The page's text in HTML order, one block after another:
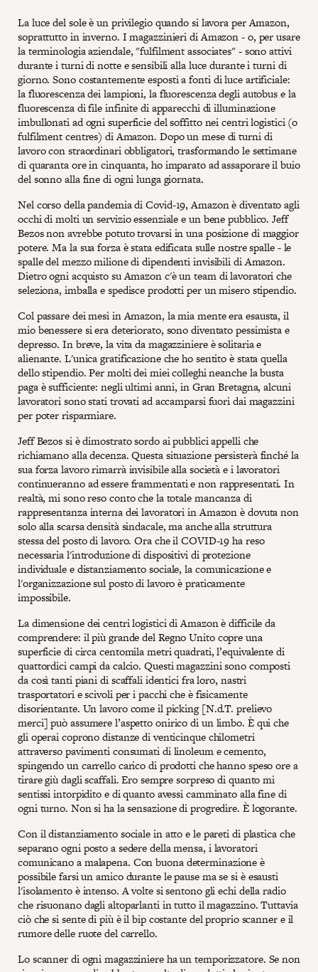
La luce del sole è un privilegio quando si lavora per Amazon,
soprattutto in inverno. I magazzinieri di Amazon - o, per usare
la terminologia aziendale, "fulfilment associates" - sono attivi
durante i turni di notte e sensibili alla luce durante i turni di
giorno. Sono costantemente esposti a fonti di luce artificiale:
la fluorescenza dei lampioni, la fluorescenza degli autobus e la
fluorescenza di file infinite di apparecchi di illuminazione
imbullonati ad ogni superficie del soffitto nei centri logistici (o
fulfilment centres) di Amazon. Dopo un mese di turni di
lavoro con straordinari obbligatori, trasformando le settimane
di quaranta ore in cinquanta, ho imparato ad assaporare il buio
del sonno alla fine di ogni lunga giornata.
Nel corso della pandemia di Covid-19, Amazon è diventato agli
occhi di molti un servizio essenziale e un bene pubblico. Jeff
Bezos non avrebbe potuto trovarsi in una posizione di maggior
potere. Ma la sua forza è stata edificata sulle nostre spalle - le
spalle del mezzo milione di dipendenti invisibili di Amazon.
Dietro ogni acquisto su Amazon c'è un team di lavoratori che
seleziona, imballa e spedisce prodotti per un misero stipendio.
Col passare dei mesi in Amazon, la mia mente era esausta, il
mio benessere si era deteriorato, sono diventato pessimista e
depresso. In breve, la vita da magazziniere è solitaria e
alienante. L'unica gratificazione che ho sentito è stata quella
dello stipendio. Per molti dei miei colleghi neanche la busta
paga è sufficiente: negli ultimi anni, in Gran Bretagna, alcuni
lavoratori sono stati trovati ad accamparsi fuori dai magazzini
per poter risparmiare.
Jeff Bezos si è dimostrato sordo ai pubblici appelli che
richiamano alla decenza. Questa situazione persisterà finché la
sua forza lavoro rimarrà invisibile alla società e i lavoratori
continueranno ad essere frammentati e non rappresentati. In
realtà, mi sono reso conto che la totale mancanza di
rappresentanza interna dei lavoratori in Amazon è dovuta non
solo alla scarsa densità sindacale, ma anche alla struttura
stessa del posto di lavoro. Ora che il COVID-19 ha reso
necessaria l'introduzione di dispositivi di protezione
individuale e distanziamento sociale, la comunicazione e
l'organizzazione sul posto di lavoro è praticamente
impossibile.
La dimensione dei centri logistici di Amazon è difficile da
comprendere: il più grande del Regno Unito copre una
superficie di circa centomila metri quadrati, l’equivalente di
quattordici campi da calcio. Questi magazzini sono composti
da così tanti piani di scaffali identici fra loro, nastri
trasportatori e scivoli per i pacchi che è fisicamente
disorientante. Un lavoro come il picking [N.d.T. prelievo
merci] può assumere l’aspetto onirico di un limbo. È qui che
gli operai coprono distanze di venticinque chilometri
attraverso pavimenti consumati di linoleum e cemento,
spingendo un carrello carico di prodotti che hanno speso ore a
tirare giù dagli scaffali. Ero sempre sorpreso di quanto mi
sentissi intorpidito e di quanto avessi camminato alla fine di
ogni turno. Non si ha la sensazione di progredire. È logorante.
Con il distanziamento sociale in atto e le pareti di plastica che
separano ogni posto a sedere della mensa, i lavoratori
comunicano a malapena. Con buona determinazione è
possibile farsi un amico durante le pause ma se si è esausti
l'isolamento è intenso. A volte si sentono gli echi della radio
che risuonano dagli altoparlanti in tutto il magazzino. Tuttavia
ciò che si sente di più è il bip costante del proprio scanner e il
rumore delle ruote del carrello.
Lo scanner di ogni magazziniere ha un temporizzatore. Se non